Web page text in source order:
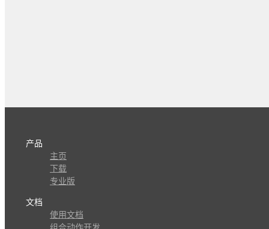
产品
主页
下载
专业版
文档
使用文档